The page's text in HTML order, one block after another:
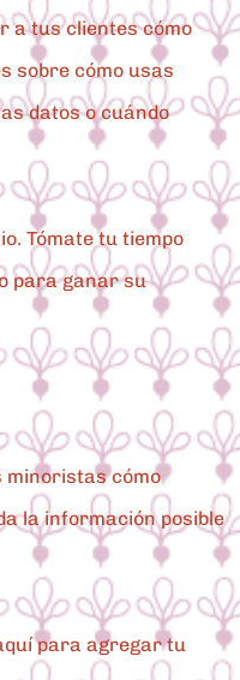
a tus clientes cómo
sobre cómo usas
datos o cuándo
Tómate tu tiempo
para ganar su
minoristas cómo
la información posible
para agregar tu